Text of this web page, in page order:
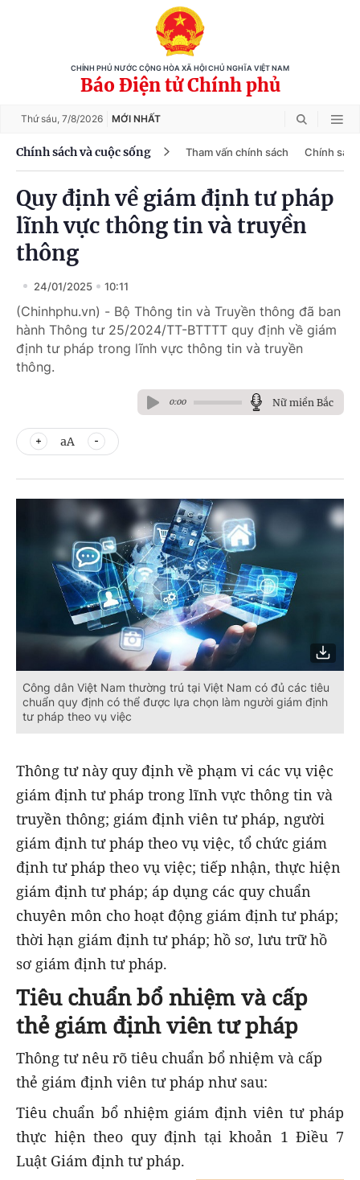
CHÍNH PHỦ NƯỚC CỘNG HÒA XÃ HỘI CHỦ NGHĨA VIỆT NAM
Báo Điện tử Chính phủ
Thứ sáu, 7/8/2026 MỚI NHẤT
Chính sách và cuộc sống Tham vấn chính sách Chính
Quy định về giám định tư pháp
lĩnh vực thông tin và truyền
thông
24/01/2025 10:11
(Chinhphu.vn) - Bộ Thông tin và Truyền thông đã ban
hành Thông tư 25/2024/TT-BTTTT quy định về giám
định tư pháp trong lĩnh vực thông tin và truyền
thông.
0:00 Nữ miền Bắc
aA
Công dân Việt Nam thường trú tại Việt Nam có đủ các tiêu
chuẩn quy định có thể được lựa chọn làm người giám định
tư pháp theo vụ việc
Thông tư này quy định về phạm vi các vụ việc
giám định tư pháp trong lĩnh vực thông tin và
truyền thông; giám định viên tư pháp, người
giám định tư pháp theo vụ việc, tổ chức giám
định tư pháp theo vụ việc; tiếp nhận, thực hiện
giám định tư pháp; áp dụng các quy chuẩn
chuyên môn cho hoạt động giám định tư pháp;
thời hạn giám định tư pháp; hồ sơ, lưu trữ hồ
sơ giám định tư pháp.
Tiêu chuẩn bổ nhiệm và cấp
thẻ giám định viên tư pháp
Thông tư nêu rõ tiêu chuẩn bổ nhiệm và cấp
thẻ giám định viên tư pháp như sau:
Tiêu chuẩn bổ nhiệm giám định viên tư pháp
thực hiện theo quy định tại khoản 1 Điều 7
Luật Giám định tư pháp.